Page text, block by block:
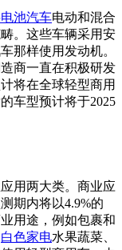
池汽车电动和混合
。这些车辆采用安
那样使用发动机。
商一直在积极研发
将在全球轻型商用
车型预计将于2025
用两大类。商业应
期内将以4.9%的
用途，例如包裹和
白色家电水果蔬菜、